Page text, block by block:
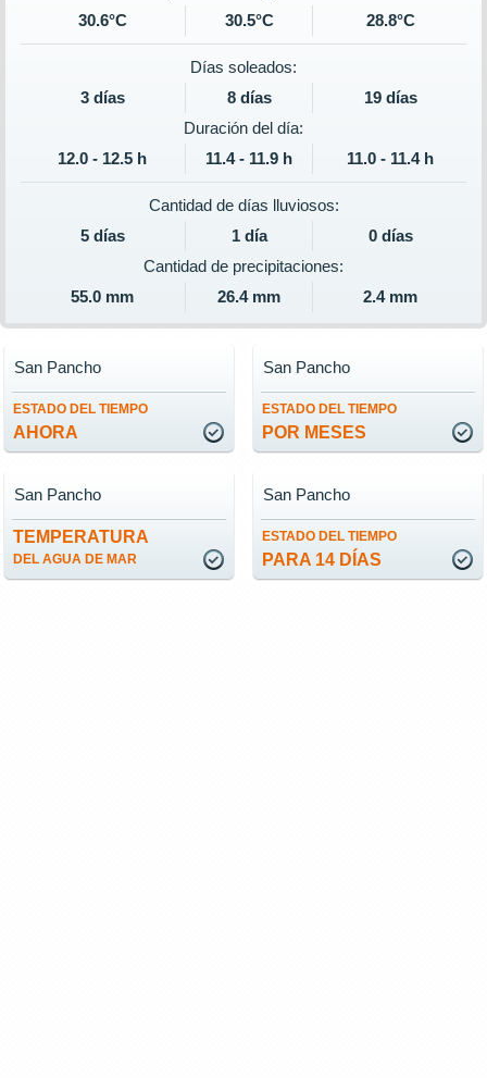
30.6°C
30.5°C 28.8°C
Días soleados:
3 días
8 días
19 días
Duración del día:
12.0 - 12.5 h
11.4 - 11.9 h 11.0 - 11.4 h
Cantidad de días lluviosos:
5 días
1 día
0 días
Cantidad de precipitaciones:
55.0 mm
26.4 mm 2.4 mm
ESTADO DEL TIEMPO
AHORA
San Pancho
ESTADO DEL TIEMPO
POR MESES
San Pancho
TEMPERATURA
DEL AGUA DE MAR
San Pancho
ESTADO DEL TIEMPO
PARA 14 DÍAS
San Pancho